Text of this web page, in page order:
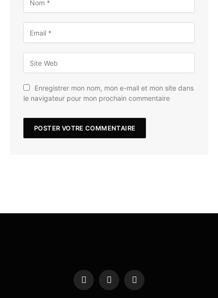
Enregistrer mon nom, mon e-mail et mon site dans
le navigateur pour mon prochain commentaire
Facebook
X
(Twitter)
Instagram